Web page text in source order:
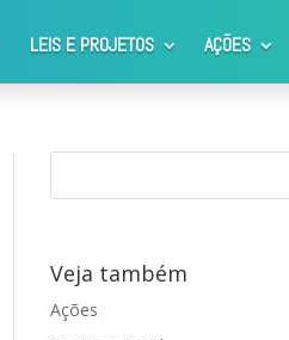
LEIS E PROJETOS AÇÕES
Veja também
Ações